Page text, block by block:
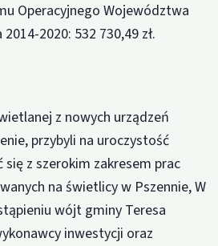
Operacyjnego Województwa
2020: 532 730,49 zł.
z nowych urządzeń
przybyli na uroczystość
z szerokim zakresem prac
na świetlicy w Pszennie, W
wójt gminy Teresa
inwestycji oraz